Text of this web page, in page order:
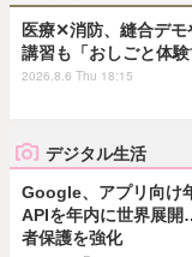
医療✕消防、縫合デモ
講習も「おしごと体
2026.8.6 Thu 18:15
デジタル生活
Google、アプリ向け
APIを年内に世界展
者保護を強化